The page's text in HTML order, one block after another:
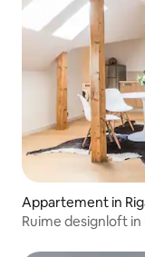
Appartement in
Ruime designloft